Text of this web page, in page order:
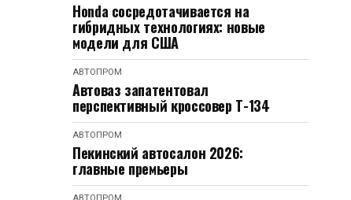
Honda сосредотачивается на
гибридных технологиях: новые
модели для США
АВТОПРОМ
Автоваз запатентовал
перспективный кроссовер Т-134
АВТОПРОМ
Пекинский автосалон 2026:
главные премьеры